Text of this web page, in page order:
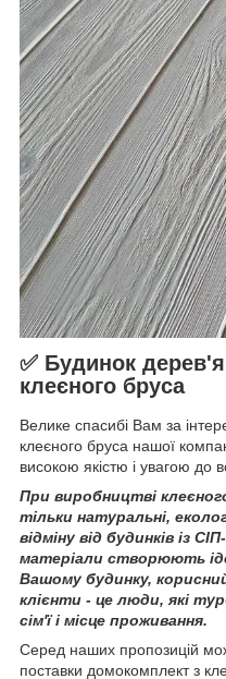
✅ Будинок
клеєного бруса
Велике спасибі Вам за
клеєного бруса нашої
високою якістю і увагою до
При виробництві
тільки натуральні,
відміну від будинків із
матеріали створюють
Вашому будинку,
клієнти - це люди, які
сім'ї і місце проживання.
Серед наших пропозицій
поставки домокомплект з